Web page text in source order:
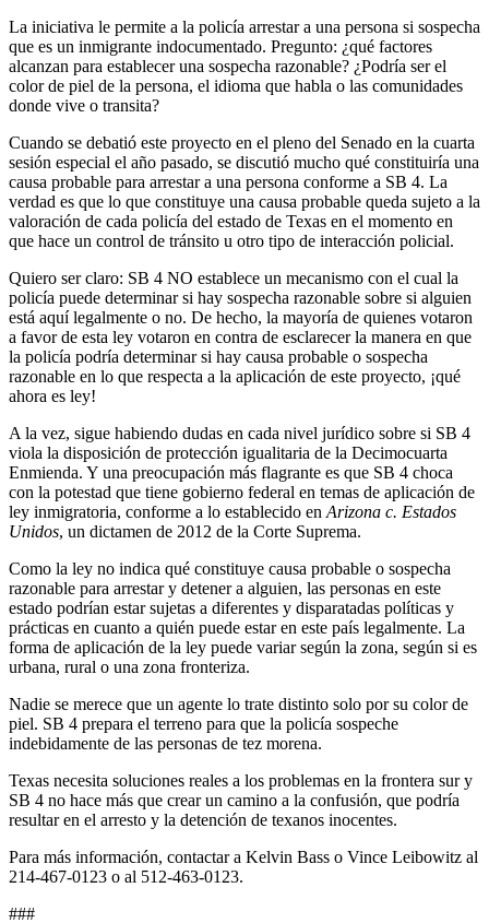
La iniciativa le permite a la policía arrestar a una persona si sospecha
que es un inmigrante indocumentado. Pregunto: ¿qué factores
alcanzan para establecer una sospecha razonable? ¿Podría ser el
color de piel de la persona, el idioma que habla o las comunidades
donde vive o transita?
Cuando se debatió este proyecto en el pleno del Senado en la cuarta
sesión especial el año pasado, se discutió mucho qué constituiría una
causa probable para arrestar a una persona conforme a SB 4. La
verdad es que lo que constituye una causa probable queda sujeto a la
valoración de cada policía del estado de Texas en el momento en
que hace un control de tránsito u otro tipo de interacción policial.
Quiero ser claro: SB 4 NO establece un mecanismo con el cual la
policía puede determinar si hay sospecha razonable sobre si alguien
está aquí legalmente o no. De hecho, la mayoría de quienes votaron
a favor de esta ley votaron en contra de esclarecer la manera en que
la policía podría determinar si hay causa probable o sospecha
razonable en lo que respecta a la aplicación de este proyecto, ¡qué
ahora es ley!
A la vez, sigue habiendo dudas en cada nivel jurídico sobre si SB 4
viola la disposición de protección igualitaria de la Decimocuarta
Enmienda. Y una preocupación más flagrante es que SB 4 choca
con la potestad que tiene gobierno federal en temas de aplicación de
ley inmigratoria, conforme a lo establecido en Arizona c. Estados
Unidos, un dictamen de 2012 de la Corte Suprema.
Como la ley no indica qué constituye causa probable o sospecha
razonable para arrestar y detener a alguien, las personas en este
estado podrían estar sujetas a diferentes y disparatadas políticas y
prácticas en cuanto a quién puede estar en este país legalmente. La
forma de aplicación de la ley puede variar según la zona, según si es
urbana, rural o una zona fronteriza.
Nadie se merece que un agente lo trate distinto solo por su color de
piel. SB 4 prepara el terreno para que la policía sospeche
indebidamente de las personas de tez morena.
Texas necesita soluciones reales a los problemas en la frontera sur y
SB 4 no hace más que crear un camino a la confusión, que podría
resultar en el arresto y la detención de texanos inocentes.
Para más información, contactar a Kelvin Bass o Vince Leibowitz al
214-467-0123 o al 512-463-0123.
###